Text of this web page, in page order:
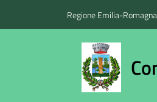
Regione Emilia-Romagna